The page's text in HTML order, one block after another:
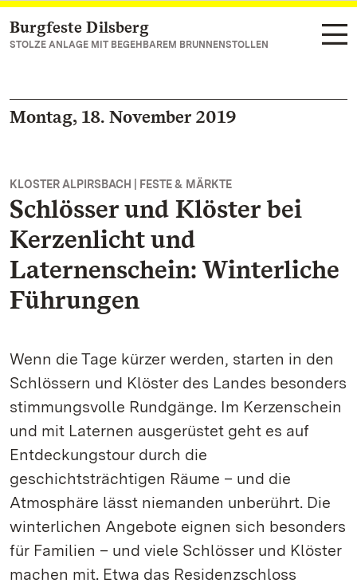
Zum Hauptinhalt springen
Burgfeste Dilsberg
STOLZE ANLAGE MIT BEGEHBAREM BRUNNENSTOLLEN
Montag, 18. November 2019
KLOSTER ALPIRSBACH | FESTE & MÄRKTE
Schlösser und Klöster bei
Kerzenlicht und
Laternenschein: Winterliche
Führungen
Wenn die Tage kürzer werden, starten in den
Schlössern und Klöster des Landes besonders
stimmungsvolle Rundgänge. Im Kerzenschein
und mit Laternen ausgerüstet geht es auf
Entdeckungstour durch die
geschichtsträchtigen Räume – und die
Atmosphäre lässt niemanden unberührt. Die
winterlichen Angebote eignen sich besonders
für Familien – und viele Schlösser und Klöster
machen mit. Etwa das Residenzschloss